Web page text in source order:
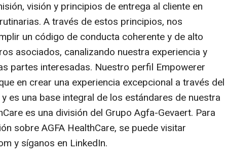
visión y principios de entrega al cliente en
A través de estos principios, nos
un código de conducta coherente y de alto
asociados, canalizando nuestra experiencia y
partes interesadas. Nuestro perfil Empowerer
en crear una experiencia excepcional a través del
es una base integral de los estándares de nuestra
es una división del Grupo Agfa-Gevaert. Para
sobre AGFA HealthCare, se puede visitar
y síganos en LinkedIn.